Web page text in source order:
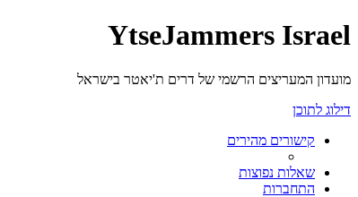
YtseJammers Israel
מועדון המעריצים הרשמי של דרים ת'יאטר בישראל
דילוג לתוכן
קישורים מהירים
שאלות נפוצות
התחברות